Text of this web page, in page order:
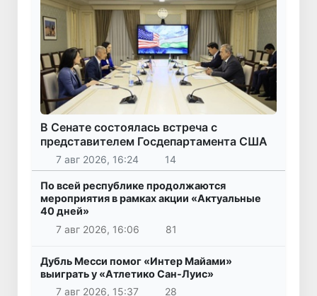
В Сенате состоялась встреча с
представителем Госдепартамента США
7 авг 2026, 16:24 14
По всей республике продолжаются
мероприятия в рамках акции «Актуальные
40 дней»
7 авг 2026, 16:06
81
Дубль Месси помог «Интер Майами»
выиграть у «Атлетико Сан-Луис»
7 авг 2026, 15:37
28